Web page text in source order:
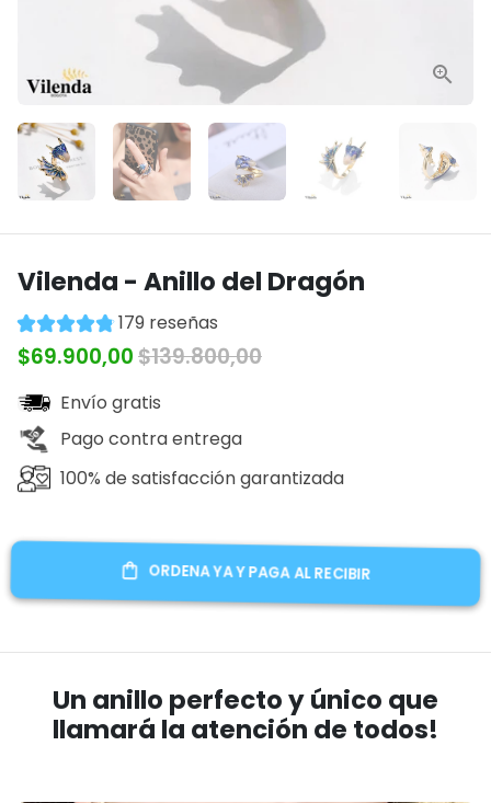
Vilenda - Anillo del Dragón
179 reseñas
$69.900,00$139.800,00
Envío gratis
Pago contra entrega
100% de satisfacción garantizada
ORDENA YA Y PAGA AL RECIBIR
Un anillo perfecto y único que
llamará la atención de todos!